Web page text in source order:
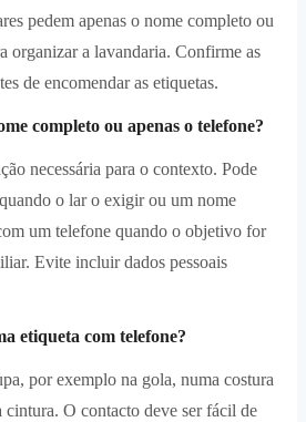
pedem apenas o nome completo ou
organizar a lavandaria. Confirme as
de encomendar as etiquetas.
completo ou apenas o telefone?
necessária para o contexto. Pode
o lar o exigir ou um nome
um telefone quando o objetivo for
Evite incluir dados pessoais
etiqueta com telefone?
por exemplo na gola, numa costura
O contacto deve ser fácil de